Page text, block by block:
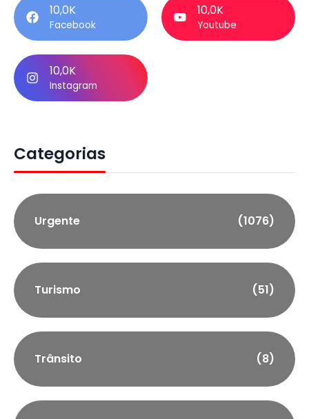
10,0K
Facebook
10,0K
Youtube
10,0K
Instagram
Categorias
Urgente (1076)
Turismo (51)
Trânsito (8)